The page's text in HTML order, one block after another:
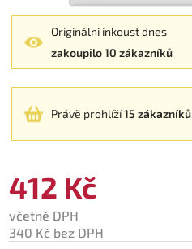
Originální inkoust dnes
zakoupilo 10 zákazníků
Právě prohlíží15 zákazníků
412 Kč
včetně DPH
340 Kč bez DPH